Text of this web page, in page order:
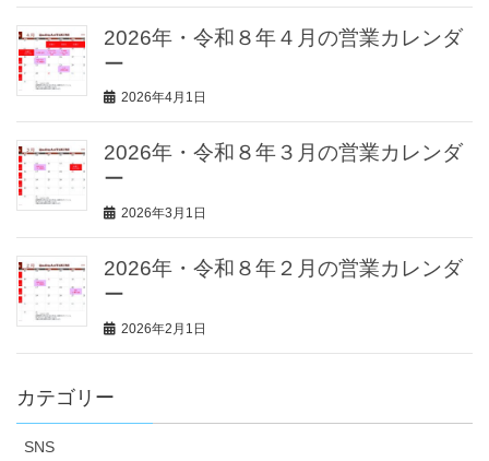
2026年・令和８年４月の営業カレンダ
ー
2026年4月1日
2026年・令和８年３月の営業カレンダ
ー
2026年3月1日
2026年・令和８年２月の営業カレンダ
ー
2026年2月1日
カテゴリー
SNS